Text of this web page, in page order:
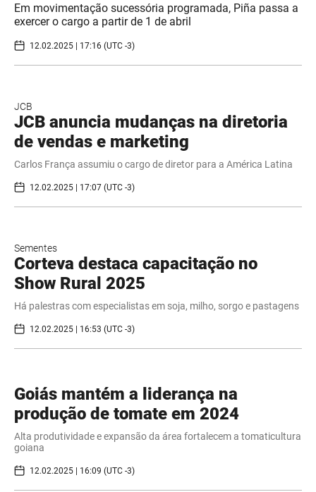
Em movimentação sucessória programada, Piña passa a
exercer o cargo a partir de 1 de abril
12.02.2025 | 17:16 (UTC -3)
JCB
JCB anuncia mudanças na diretoria
de vendas e marketing
Carlos França assumiu o cargo de diretor para a América Latina
12.02.2025 | 17:07 (UTC -3)
Sementes
Corteva destaca capacitação no
Show Rural 2025
Há palestras com especialistas em soja, milho, sorgo e pastagens
12.02.2025 | 16:53 (UTC -3)
Goiás mantém a liderança na
produção de tomate em 2024
Alta produtividade e expansão da área fortalecem a tomaticultura
goiana
12.02.2025 | 16:09 (UTC -3)